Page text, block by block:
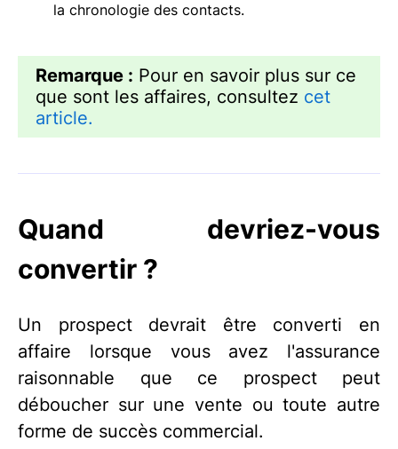
la chronologie des contacts.
Remarque : Pour en savoir plus sur ce
que sont les affaires, consultez cet
article.
Quand devriez-vous
convertir ?
Un prospect devrait être converti en
affaire lorsque vous avez l'assurance
raisonnable que ce prospect peut
déboucher sur une vente ou toute autre
forme de succès commercial.